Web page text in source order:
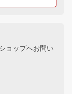
ョップへお問い